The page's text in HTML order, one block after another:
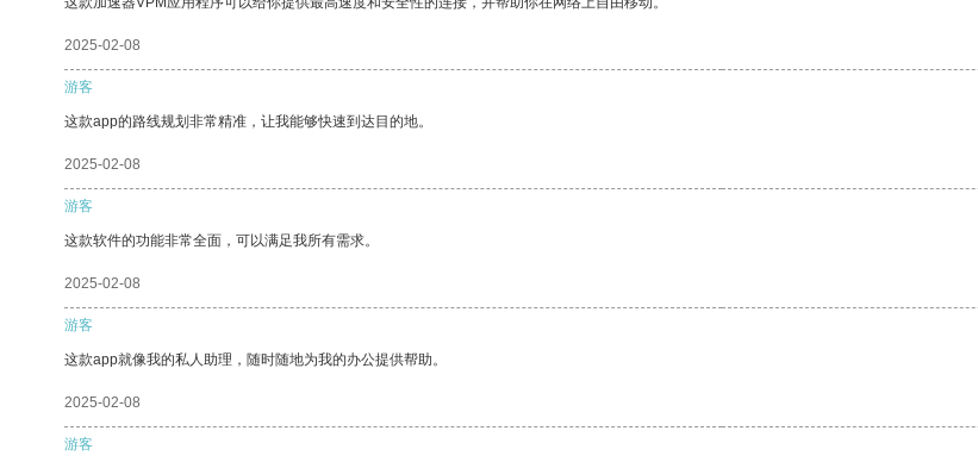
2025-02-08
游客
这款app的路线规划非常精准，让我能够快速到达目的地。
2025-02-08
游客
这款软件的功能非常全面，可以满足我所有需求。
2025-02-08
游客
这款app就像我的私人助理，随时随地为我的办公提供帮助。
2025-02-08
游客